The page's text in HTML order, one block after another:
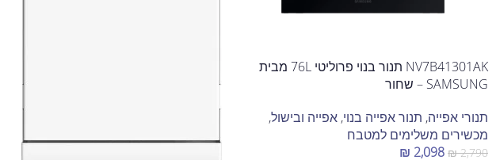
NV7B41301AK תנור בנוי פרוליטי 76L מבית
SAMSUNG – שחור
תנורי אפייה, תנור אפייה בנוי, אפייה ובישול,
מכשירים משלימים למטבח
₪2,790
₪ 2,098